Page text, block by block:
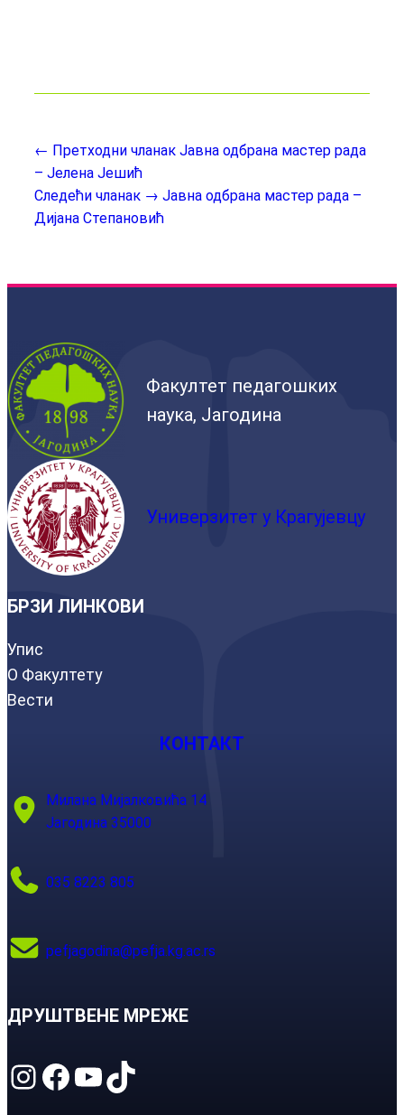
← Претходни чланак Јавна одбрана мастер рада
– Јелена Јешић
Следећи чланак → Јавна одбрана мастер рада –
Дијана Степановић
Факултет педагошких
наука, Јагодина
Универзитет у Крагујевцу
БРЗИ ЛИНКОВИ
Упис
О Факултету
Вести
КОНТАКТ
Милана Мијалковића 14
Јагодина 35000
035 8223 805
pefjagodina@pefja.kg.ac.rs
ДРУШТВЕНЕ МРЕЖЕ
Instagram Facebook YouTube TikTok